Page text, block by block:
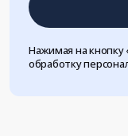
Нажимая на кнопку
обработку